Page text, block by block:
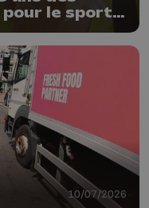
pour le sport
10/07/2026